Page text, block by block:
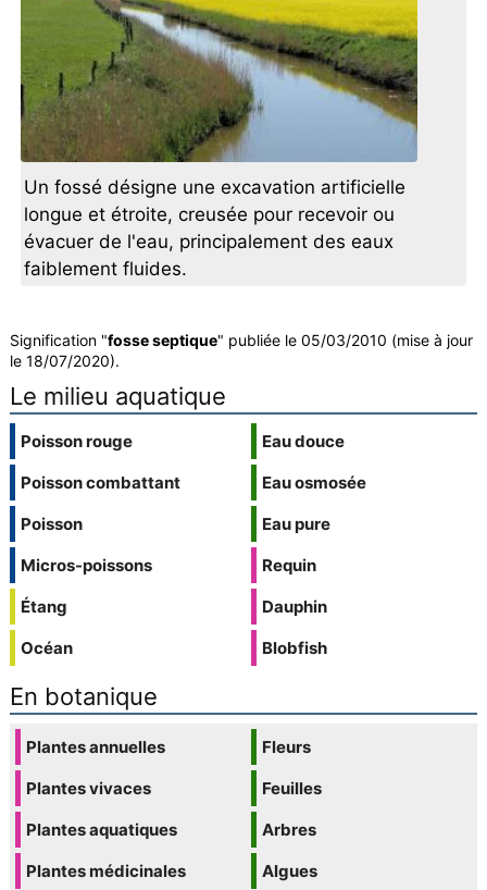
Un fossé désigne une excavation artificielle
longue et étroite, creusée pour recevoir ou
évacuer de l'eau, principalement des eaux
faiblement fluides.
Signification "fosse septique" publiée le 05/03/2010 (mise à jour
le 18/07/2020).
Le milieu aquatique
Poisson rouge
Poisson combattant
Poisson
Micros-poissons
Étang
Océan
Eau douce
Eau osmosée
Eau pure
Requin
Dauphin
Blobfish
En botanique
Plantes annuelles
Plantes vivaces
Plantes aquatiques
Plantes médicinales
Fleurs
Feuilles
Arbres
Algues